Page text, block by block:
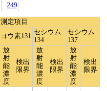
249
測定項目
ヨウ素131
セシウム
134
セシウム
137
放
射
能
濃
度
検出
限界
放
射
能
濃
度
検出
限界
放
射
能
濃
度
検出
限界